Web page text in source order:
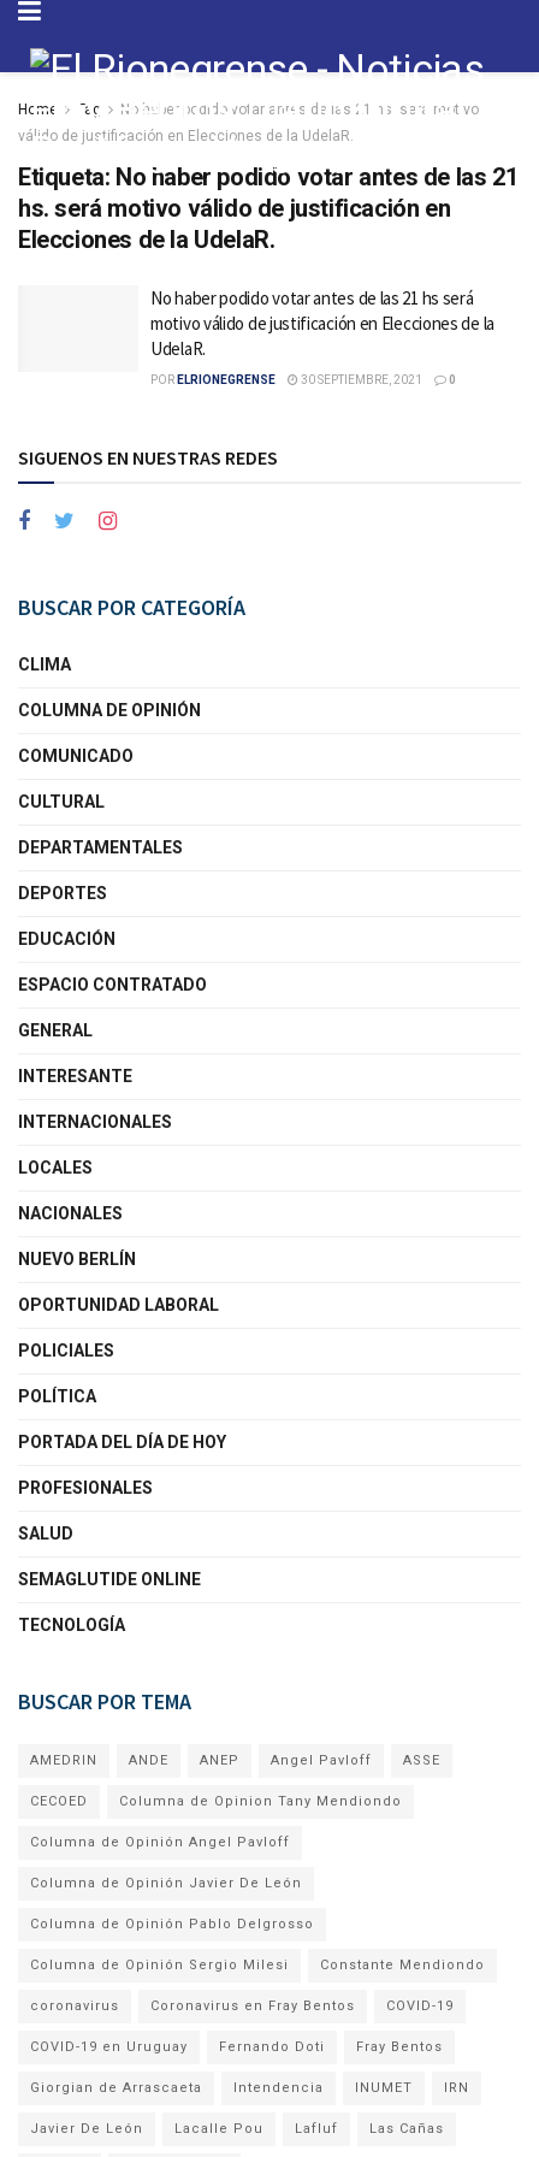
Home Tag
No haber podido votar antes de las 21 hs. será motivo
válido de justificación en Elecciones de la UdelaR.
Etiqueta: No haber podido votar antes de las 21
hs. será motivo válido de justificación en
Elecciones de la UdelaR.
No haber podido votar antes de las 21 hs será
motivo válido de justificación en Elecciones de la
UdelaR.
POR ELRIONEGRENSE 30 SEPTIEMBRE, 2021 0
SIGUENOS EN NUESTRAS REDES
BUSCAR POR CATEGORÍA
CLIMA
COLUMNA DE OPINIÓN
COMUNICADO
CULTURAL
DEPARTAMENTALES
DEPORTES
EDUCACIÓN
ESPACIO CONTRATADO
GENERAL
INTERESANTE
INTERNACIONALES
LOCALES
NACIONALES
NUEVO BERLÍN
OPORTUNIDAD LABORAL
POLICIALES
POLÍTICA
PORTADA DEL DÍA DE HOY
PROFESIONALES
SALUD
SEMAGLUTIDE ONLINE
TECNOLOGÍA
BUSCAR POR TEMA
AMEDRIN ANDE ANEP Angel Pavloff ASSE
CECOED Columna de Opinion Tany Mendiondo
Columna de Opinión Angel Pavloff
Columna de Opinión Javier De León
Columna de Opinión Pablo Delgrosso
Columna de Opinión Sergio Milesi Constante Mendiondo
coronavirus Coronavirus en Fray Bentos COVID-19
COVID-19 en Uruguay Fernando Doti Fray Bentos
Giorgian de Arrascaeta Intendencia INUMET IRN
Javier De León Lacalle Pou Lafluf Las Cañas